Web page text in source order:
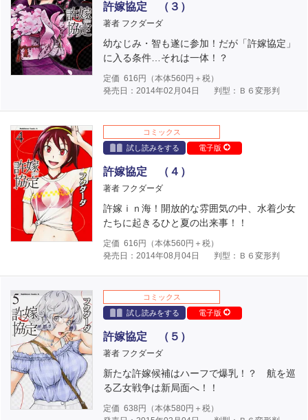
許嫁協定 （３）
著者 フクダーダ
幼なじみ・智も遂に参加！だが「許嫁協定」
に入る条件…それは一体！？
定価 616 円（本体560円＋税）
発売日：2014年02月04日
判型：Ｂ６変形判
コミックス
試し読みをする
電子版
許嫁協定 （４）
著者 フクダーダ
許嫁ｉｎ海！開放的な雰囲気の中、水着少女
たちに起きるひと夏の出来事！！
定価 616 円（本体560円＋税）
発売日：2014年08月04日
判型：Ｂ６変形判
コミックス
試し読みをする
電子版
許嫁協定 （５）
著者 フクダーダ
新たな許嫁候補はハーフで爆乳！？ 航を巡
る乙女戦争は新局面へ！！
定価 638 円（本体580円＋税）